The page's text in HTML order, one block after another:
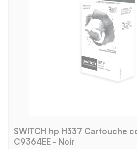
SWITCH hp H337 Cartouche
C9364EE - Noir